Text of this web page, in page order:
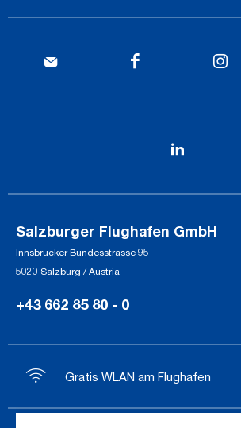
Salzburger Flughafen GmbH
Innsbrucker Bundesstrasse 95
5020 Salzburg / Austria
+43 662 85 80 - 0
Gratis WLAN am Flughafen